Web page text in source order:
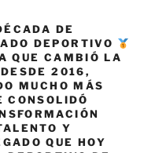
DE
DEPORTIVO
QUE CAMBIÓ LA
2016,
MUCHO MÁS
CONSOLIDÓ
Y
QUE HOY